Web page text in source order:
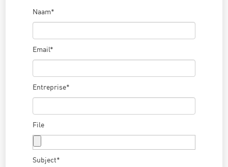
Naam*
Email*
Entreprise*
File
Subject*